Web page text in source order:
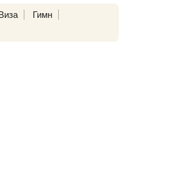
Гимн